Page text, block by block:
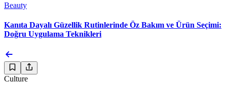
Beauty
Kanıta Dayalı Güzellik Rutinlerinde Öz Bakım ve Ürün Seçimi:
Doğru Uygulama Teknikleri
Culture